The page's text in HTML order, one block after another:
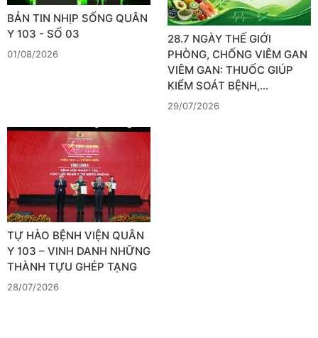
BẢN TIN NHỊP SỐNG QUÂN
Y 103 - SỐ 03
01/08/2026
28.7 NGÀY THẾ GIỚI
PHÒNG, CHỐNG VIÊM GAN
VIÊM GAN: THUỐC GIÚP
KIỂM SOÁT BỆNH,…
29/07/2026
TỰ HÀO BỆNH VIỆN QUÂN
Y 103 – VINH DANH NHỮNG
THÀNH TỰU GHÉP TẠNG
28/07/2026